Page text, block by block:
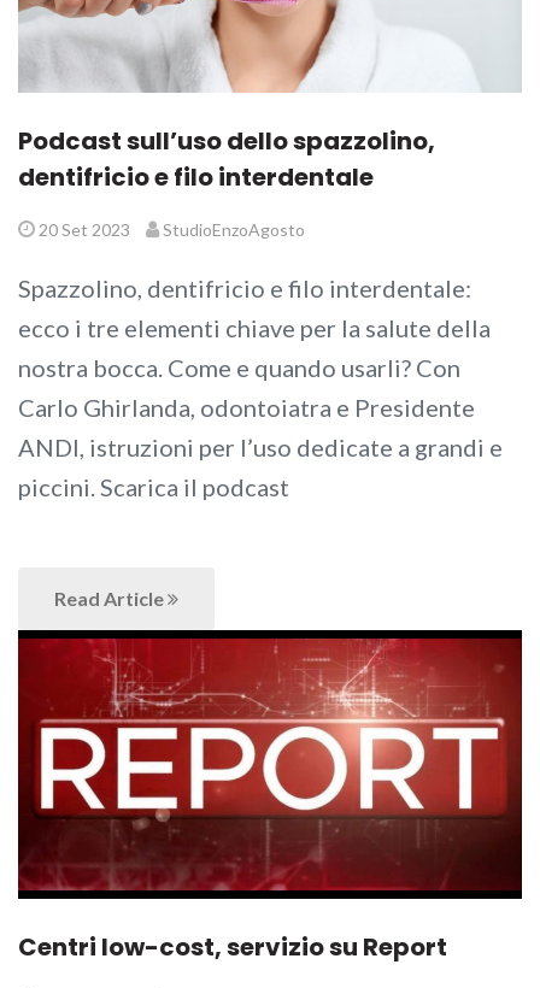
Podcast sull’uso dello spazzolino,
dentifricio e filo interdentale
20 Set 2023 StudioEnzoAgosto
Spazzolino, dentifricio e filo interdentale:
ecco i tre elementi chiave per la salute della
nostra bocca. Come e quando usarli? Con
Carlo Ghirlanda, odontoiatra e Presidente
ANDI, istruzioni per l’uso dedicate a grandi e
piccini. Scarica il podcast
Read Article
Centri low-cost, servizio su Report